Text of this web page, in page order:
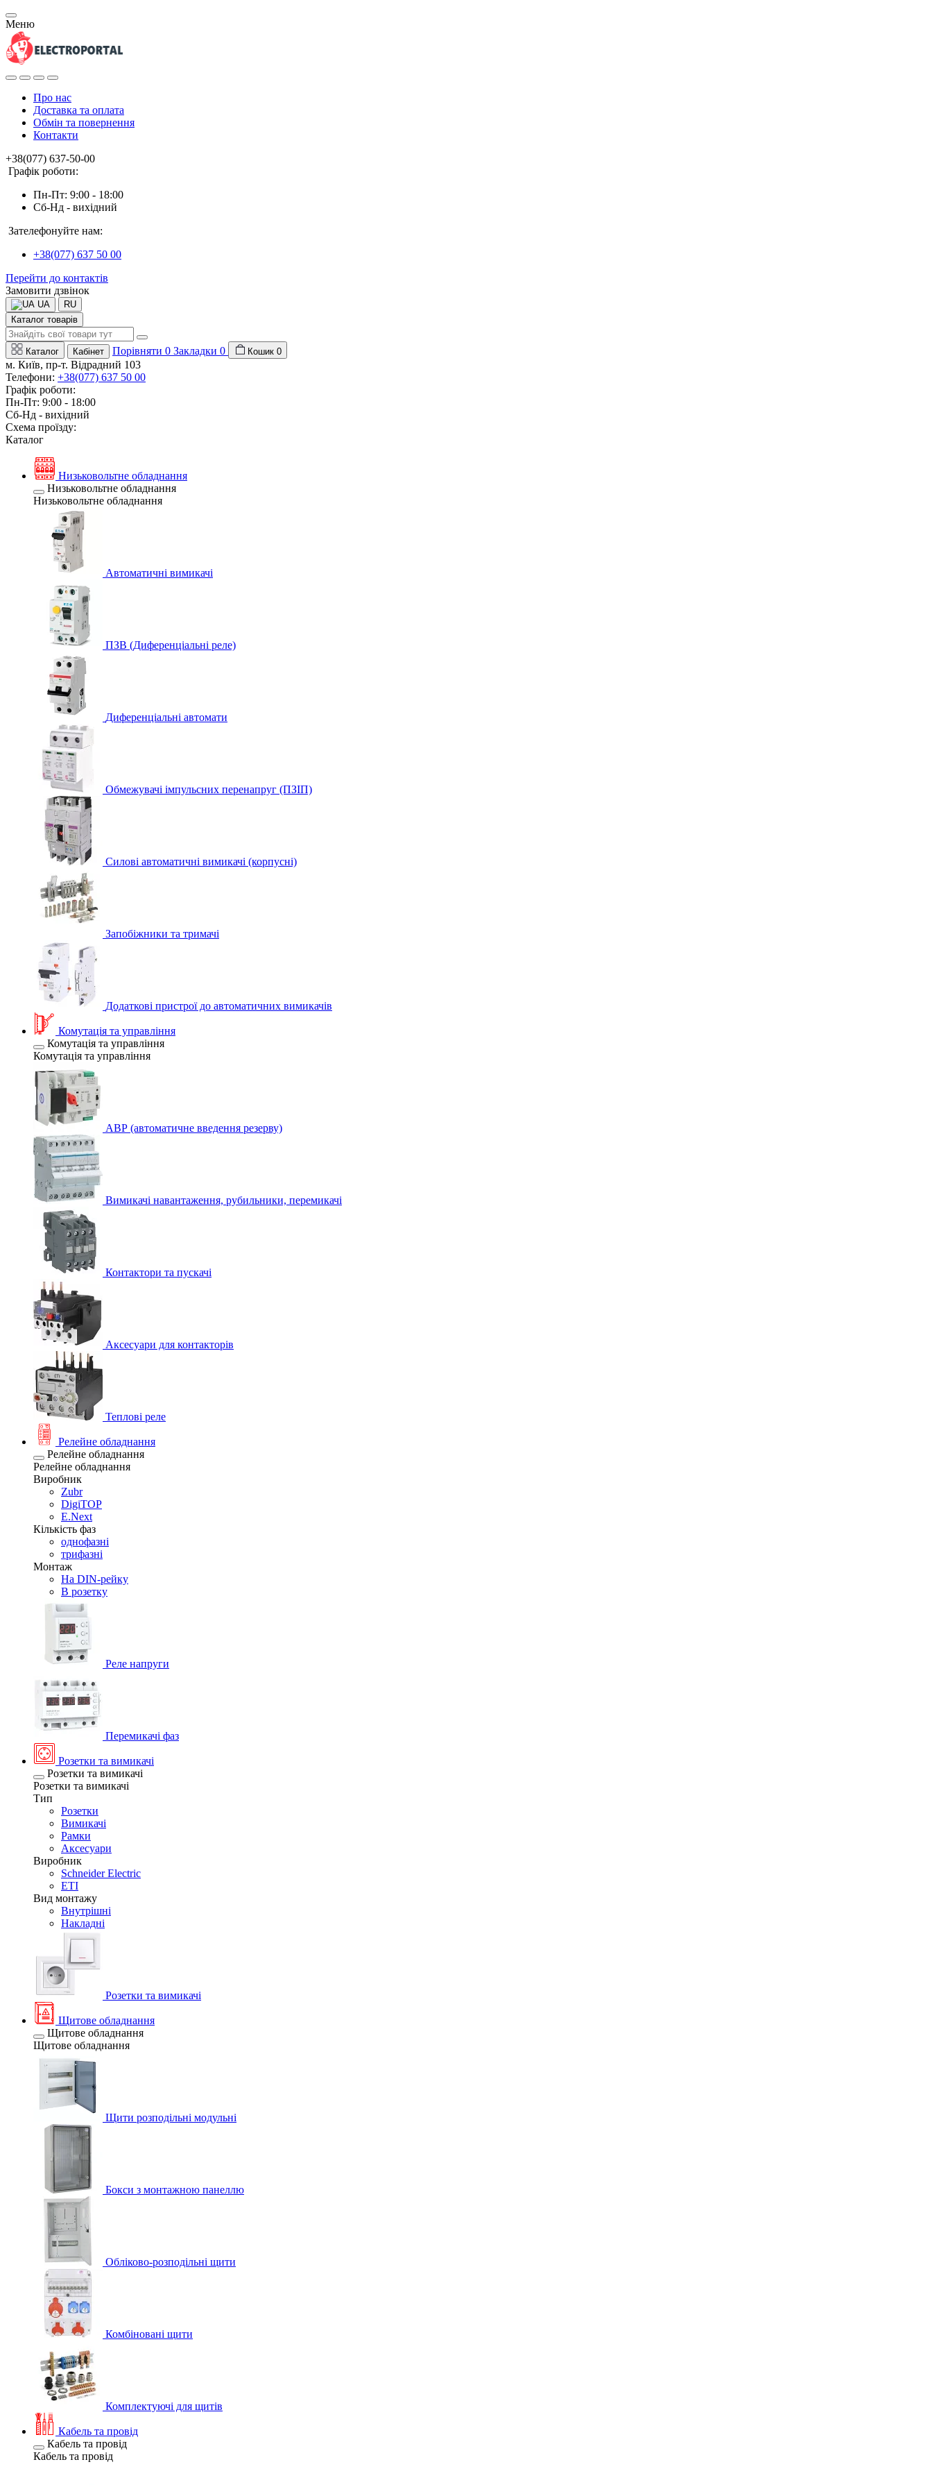
Меню
Про нас
Доставка та оплата
Обмін та повернення
Контакти
+38(077) 637-50-00
Графік роботи:
Пн-Пт: 9:00 - 18:00
Сб-Нд - вихідний
Зателефонуйте нам:
+38(077) 637 50 00
Перейти до контактів
Замовити дзвінок
UA
RU
Каталог товарів
Каталог Кабінет Порівняти 0 Закладки 0 Кошик 0
м. Київ, пр-т. Відрадний 103
Телефони: +38(077) 637 50 00
Графік роботи:
Пн-Пт: 9:00 - 18:00
Сб-Нд - вихідний
Схема проїзду:
Каталог
Низьковольтне обладнання
Низьковольтне обладнання
Низьковольтне обладнання
Автоматичні вимикачі
ПЗВ (Диференціальні реле)
Диференціальні автомати
Обмежувачі імпульсних перенапруг (ПЗІП)
Силові автоматичні вимикачі (корпусні)
Запобіжники та тримачі
Додаткові пристрої до автоматичних вимикачів
Комутація та управління
Комутація та управління
Комутація та управління
АВР (автоматичне введення резерву)
Вимикачі навантаження, рубильники, перемикачі
Контактори та пускачі
Аксесуари для контакторів
Теплові реле
Релейне обладнання
Релейне обладнання
Релейне обладнання
Виробник
Zubr
DigiTOP
E.Next
Кількість фаз
однофазні
трифазні
Монтаж
На DIN-рейку
В розетку
Реле напруги
Перемикачі фаз
Розетки та вимикачі
Розетки та вимикачі
Розетки та вимикачі
Тип
Розетки
Вимикачі
Рамки
Аксесуари
Виробник
Schneider Electric
ETI
Вид монтажу
Внутрішні
Накладні
Розетки та вимикачі
Щитове обладнання
Щитове обладнання
Щитове обладнання
Щити розподільні модульні
Бокси з монтажною панеллю
Обліково-розподільні щити
Комбіновані щити
Комплектуючі для щитів
Кабель та провід
Кабель та провід
Кабель та провід